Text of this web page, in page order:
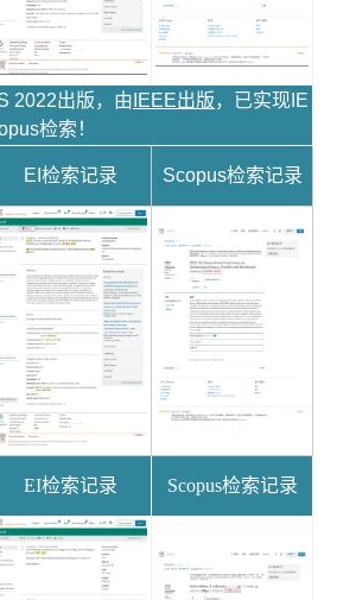
2022出版，由 IEEE出版，已实现IE
检索！
EI检索记录 Scopus检索记录
EI检索记录 Scopus检索记录